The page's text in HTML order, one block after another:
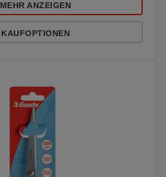
MEHR ANZEIGEN
KAUFOPTIONEN